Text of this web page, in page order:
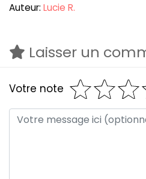
Auteur: Lucie R.
Laisser un
Votre note